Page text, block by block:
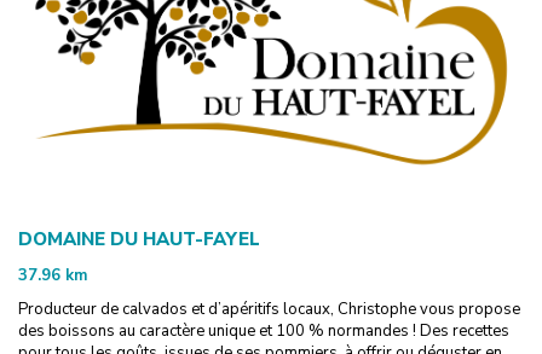
DOMAINE DU HAUT-FAYEL
37.96 km
Producteur de calvados et d’apéritifs locaux, Christophe vous propose
des boissons au caractère unique et 100 % normandes ! Des recettes